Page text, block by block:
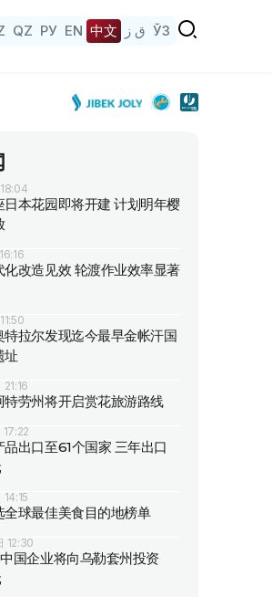
QZ РУ EN 中文 ق ز ЎЗ
日本花园即将开建 计划明年樱
化改造见效 轮渡作业效率显著
特拉尔发现迄今最早金帐汗国
址
特劳州将开启赏花旅游路线
出口至61个国家 三年出口
全球最佳美食目的地榜单
12:30
国企业将向乌勒套州投资